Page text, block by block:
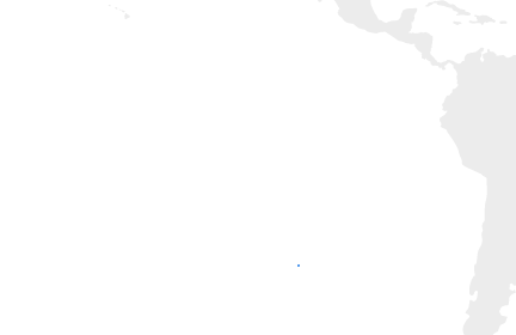
Érjen el új vendégeket még ma